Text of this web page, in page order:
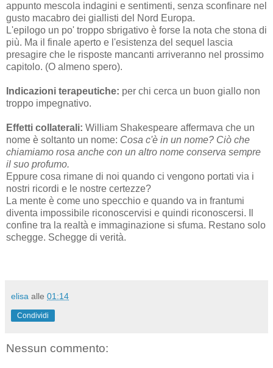
appunto mescola indagini e sentimenti, senza sconfinare nel
gusto macabro dei giallisti del Nord Europa.
L'epilogo un po' troppo sbrigativo è forse la nota che stona di
più. Ma il finale aperto e l'esistenza del sequel lascia
presagire che le risposte mancanti arriveranno nel prossimo
capitolo. (O almeno spero).
Indicazioni terapeutiche: per chi cerca un buon giallo non
troppo impegnativo.
Effetti collaterali: William Shakespeare affermava che un
nome è soltanto un nome: Cosa c'è in un nome? Ciò che
chiamiamo rosa anche con un altro nome conserva sempre
il suo profumo.
Eppure cosa rimane di noi quando ci vengono portati via i
nostri ricordi e le nostre certezze?
La mente è come uno specchio e quando va in frantumi
diventa impossibile riconoscervisi e quindi riconoscersi. Il
confine tra la realtà e immaginazione si sfuma. Restano solo
schegge. Schegge di verità.
elisa alle 01:14
Condividi
Nessun commento: